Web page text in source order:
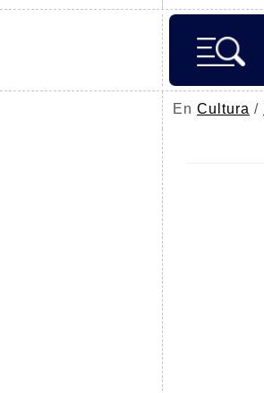
En Cultura /